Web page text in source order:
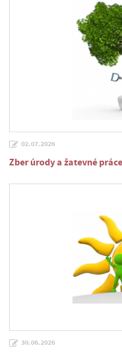
02.07.2026
Zber úrody a žatevné práce
30.06.2026